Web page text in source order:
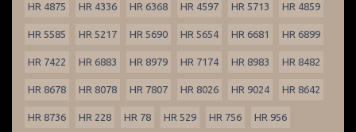
HR 4875 HR 4336 HR 6368 HR 4597 HR 5713 HR 4859
HR 5585 HR 5217 HR 5690 HR 5654 HR 6681 HR 6899
HR 7422 HR 6883 HR 8979 HR 7174 HR 8983 HR 8482
HR 8678 HR 8078 HR 7807 HR 8026 HR 9024 HR 8642
HR 8736 HR 228 HR 78 HR 529 HR 756 HR 956